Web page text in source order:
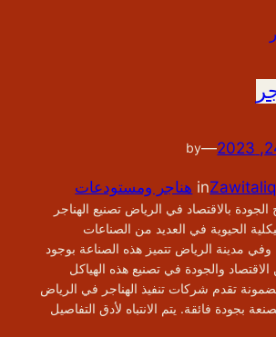
—
by
in هناجر ومستودعات
الجودة بالاقتصاد في الرياض تصنيع الهناجر
الحيوية في العديد من الصناعات
وفي مدينة الرياض تتميز هذه الصناعة بوجود
والجودة في تصنيع هذه الهياكل
تقدم شركات تنفيذ الهناجر في الرياض
بجودة فائقة. يتم الانتباه لأدق التفاصيل